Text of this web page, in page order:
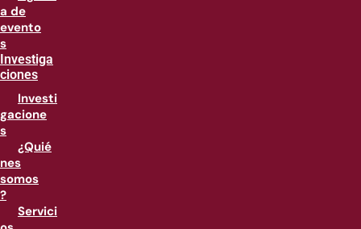
a de
evento
s
Investiga
ciones
Investi
gacione
s
¿Quié
nes
somos
?
Servici